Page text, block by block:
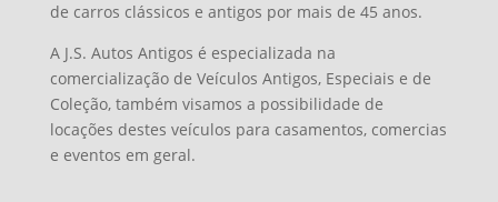
de carros clássicos e antigos por mais de 45 anos.
A J.S. Autos Antigos é especializada na
comercialização de Veículos Antigos, Especiais e de
Coleção, também visamos a possibilidade de
locações destes veículos para casamentos, comercias
e eventos em geral.